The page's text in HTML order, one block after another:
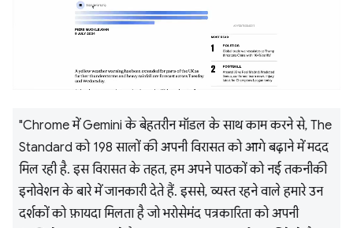
"Chrome में Gemini के बेहतरीन मॉडल के साथ काम करने से, The
Standard को 198 सालों की अपनी विरासत को आगे बढ़ाने में मदद
मिल रही है. इस विरासत के तहत, हम अपने पाठकों को नई तकनीकी
इनोवेशन के बारे में जानकारी देते हैं. इससे, व्यस्त रहने वाले हमारे उन
दर्शकों को फ़ायदा मिलता है जो भरोसेमंद पत्रकारिता को अपनी